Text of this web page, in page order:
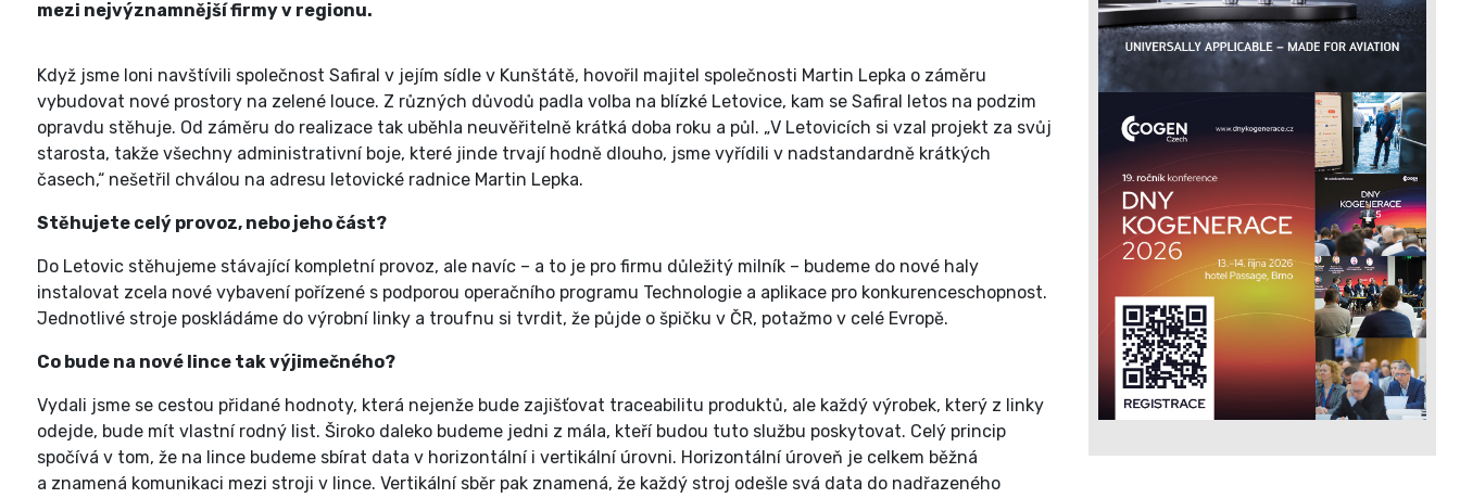
mezi nejvýznamnější firmy v regionu.
Když jsme loni navštívili společnost Safiral v jejím sídle v Kunštátě, hovořil majitel společnosti Martin Lepka o záměru
vybudovat nové prostory na zelené louce. Z různých důvodů padla volba na blízké Letovice, kam se Safiral letos na podzim
opravdu stěhuje. Od záměru do realizace tak uběhla neuvěřitelně krátká doba roku a půl. „V Letovicích si vzal projekt za svůj
starosta, takže všechny administrativní boje, které jinde trvají hodně dlouho, jsme vyřídili v nadstandardně krátkých
časech,“ nešetřil chválou na adresu letovické radnice Martin Lepka.
Stěhujete celý provoz, nebo jeho část?
Do Letovic stěhujeme stávající kompletní provoz, ale navíc – a to je pro firmu důležitý milník – budeme do nové haly
instalovat zcela nové vybavení pořízené s podporou operačního programu Technologie a aplikace pro konkurenceschopnost.
Jednotlivé stroje poskládáme do výrobní linky a troufnu si tvrdit, že půjde o špičku v ČR, potažmo v celé Evropě.
Co bude na nové lince tak výjimečného?
Vydali jsme se cestou přidané hodnoty, která nejenže bude zajišťovat traceabilitu produktů, ale každý výrobek, který z linky
odejde, bude mít vlastní rodný list. Široko daleko budeme jedni z mála, kteří budou tuto službu poskytovat. Celý princip
spočívá v tom, že na lince budeme sbírat data v horizontální i vertikální úrovni. Horizontální úroveň je celkem běžná
a znamená komunikaci mezi stroji v lince. Vertikální sběr pak znamená, že každý stroj odešle svá data do nadřazeného